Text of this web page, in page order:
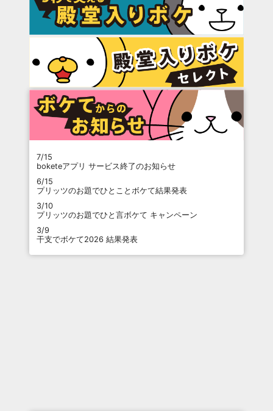
7/15
boketeアプリ サービス終了のお知らせ
6/15
プリッツのお題でひとことボケて結果発表
3/10
プリッツのお題でひと言ボケて キャンペーン
3/9
干支でボケて2026 結果発表